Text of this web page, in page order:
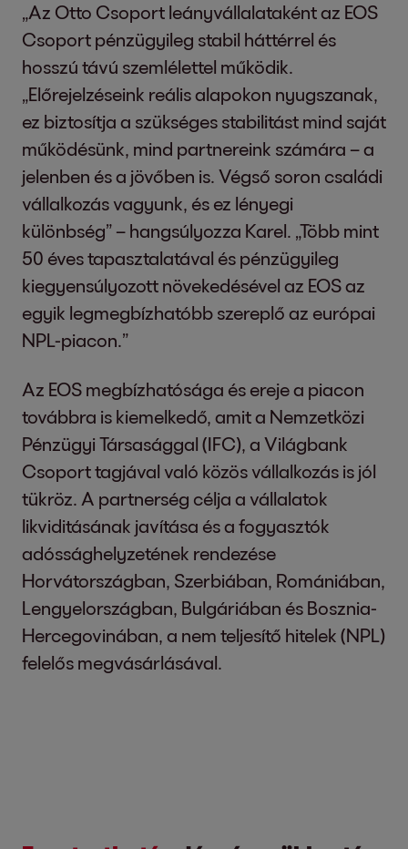
„Az Otto Csoport leányvállalataként az EOS
Csoport pénzügyileg stabil háttérrel és
hosszú távú szemlélettel működik.
„Előrejelzéseink reális alapokon nyugszanak,
ez biztosítja a szükséges stabilitást mind saját
működésünk, mind partnereink számára – a
jelenben és a jövőben is. Végső soron családi
vállalkozás vagyunk, és ez lényegi
különbség” – hangsúlyozza Karel. „Több mint
50 éves tapasztalatával és pénzügyileg
kiegyensúlyozott növekedésével az EOS az
egyik legmegbízhatóbb szereplő az európai
NPL-piacon.”
Az EOS megbízhatósága és ereje a piacon
továbbra is kiemelkedő, amit a Nemzetközi
Pénzügyi Társasággal (IFC), a Világbank
Csoport tagjával való közös vállalkozás is jól
tükröz. A partnerség célja a vállalatok
likviditásának javítása és a fogyasztók
adóssághelyzetének rendezése
Horvátországban, Szerbiában, Romániában,
Lengyelországban, Bulgáriában és Bosznia-
Hercegovinában, a nem teljesítő hitelek (NPL)
felelős megvásárlásával.